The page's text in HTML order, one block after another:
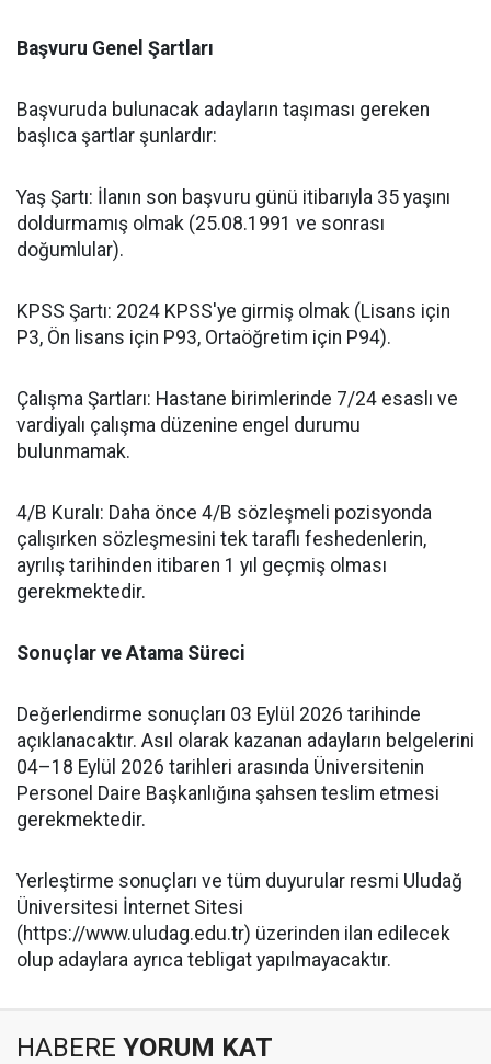
Başvuru Genel Şartları
​Başvuruda bulunacak adayların taşıması gereken
başlıca şartlar şunlardır:
​Yaş Şartı: İlanın son başvuru günü itibarıyla 35 yaşını
doldurmamış olmak (25.08.1991 ve sonrası
doğumlular).
​KPSS Şartı: 2024 KPSS'ye girmiş olmak (Lisans için
P3, Ön lisans için P93, Ortaöğretim için P94).
​Çalışma Şartları: Hastane birimlerinde 7/24 esaslı ve
vardiyalı çalışma düzenine engel durumu
bulunmamak.
​4/B Kuralı: Daha önce 4/B sözleşmeli pozisyonda
çalışırken sözleşmesini tek taraflı feshedenlerin,
ayrılış tarihinden itibaren 1 yıl geçmiş olması
gerekmektedir.
Sonuçlar ve Atama Süreci
​Değerlendirme sonuçları 03 Eylül 2026 tarihinde
açıklanacaktır. Asıl olarak kazanan adayların belgelerini
04–18 Eylül 2026 tarihleri arasında Üniversitenin
Personel Daire Başkanlığına şahsen teslim etmesi
gerekmektedir.
​Yerleştirme sonuçları ve tüm duyurular resmi Uludağ
Üniversitesi İnternet Sitesi
(https://www.uludag.edu.tr) üzerinden ilan edilecek
olup adaylara ayrıca tebligat yapılmayacaktır.
HABERE YORUM KAT